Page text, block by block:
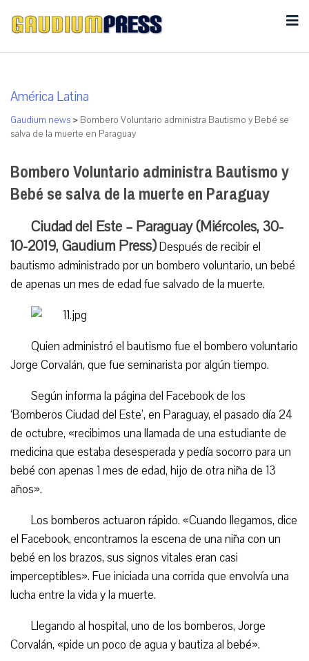
América Latina
Gaudium news > Bombero Voluntario administra Bautismo y Bebé se
salva de la muerte en Paraguay
Bombero Voluntario administra Bautismo y
Bebé se salva de la muerte en Paraguay
Ciudad del Este – Paraguay (Miércoles, 30-
10-2019, Gaudium Press)Después de recibir el
bautismo administrado por un bombero voluntario, un bebé
de apenas un mes de edad fue salvado de la muerte.
Quien administró el bautismo fue el bombero voluntario
Jorge Corvalán, que fue seminarista por algún tiempo.
Según informa la página del Facebook de los
‘Bomberos Ciudad del Este’, en Paraguay, el pasado día 24
de octubre, «recibimos una llamada de una estudiante de
medicina que estaba desesperada y pedía socorro para un
bebé con apenas 1 mes de edad, hijo de otra niña de 13
años».
Los bomberos actuaron rápido. «Cuando llegamos, dice
el Facebook, encontramos la escena de una niña con un
bebé en los brazos, sus signos vitales eran casi
imperceptibles». Fue iniciada una corrida que envolvía una
lucha entre la vida y la muerte.
Llegando al hospital, uno de los bomberos, Jorge
Corvalán, «pide un poco de agua y bautiza al bebé».